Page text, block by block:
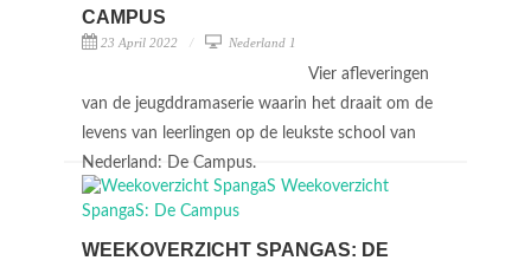
CAMPUS
23 April 2022 Nederland 1
Vier afleveringen
van de jeugddramaserie waarin het draait om de
levens van leerlingen op de leukste school van
Nederland: De Campus.
WEEKOVERZICHT SPANGAS: DE